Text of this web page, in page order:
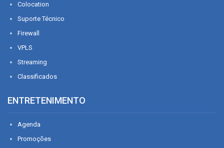
Colocation
Suporte Técnico
Firewall
VPLS
Streaming
Classificados
ENTRETENIMENTO
Agenda
Promoções